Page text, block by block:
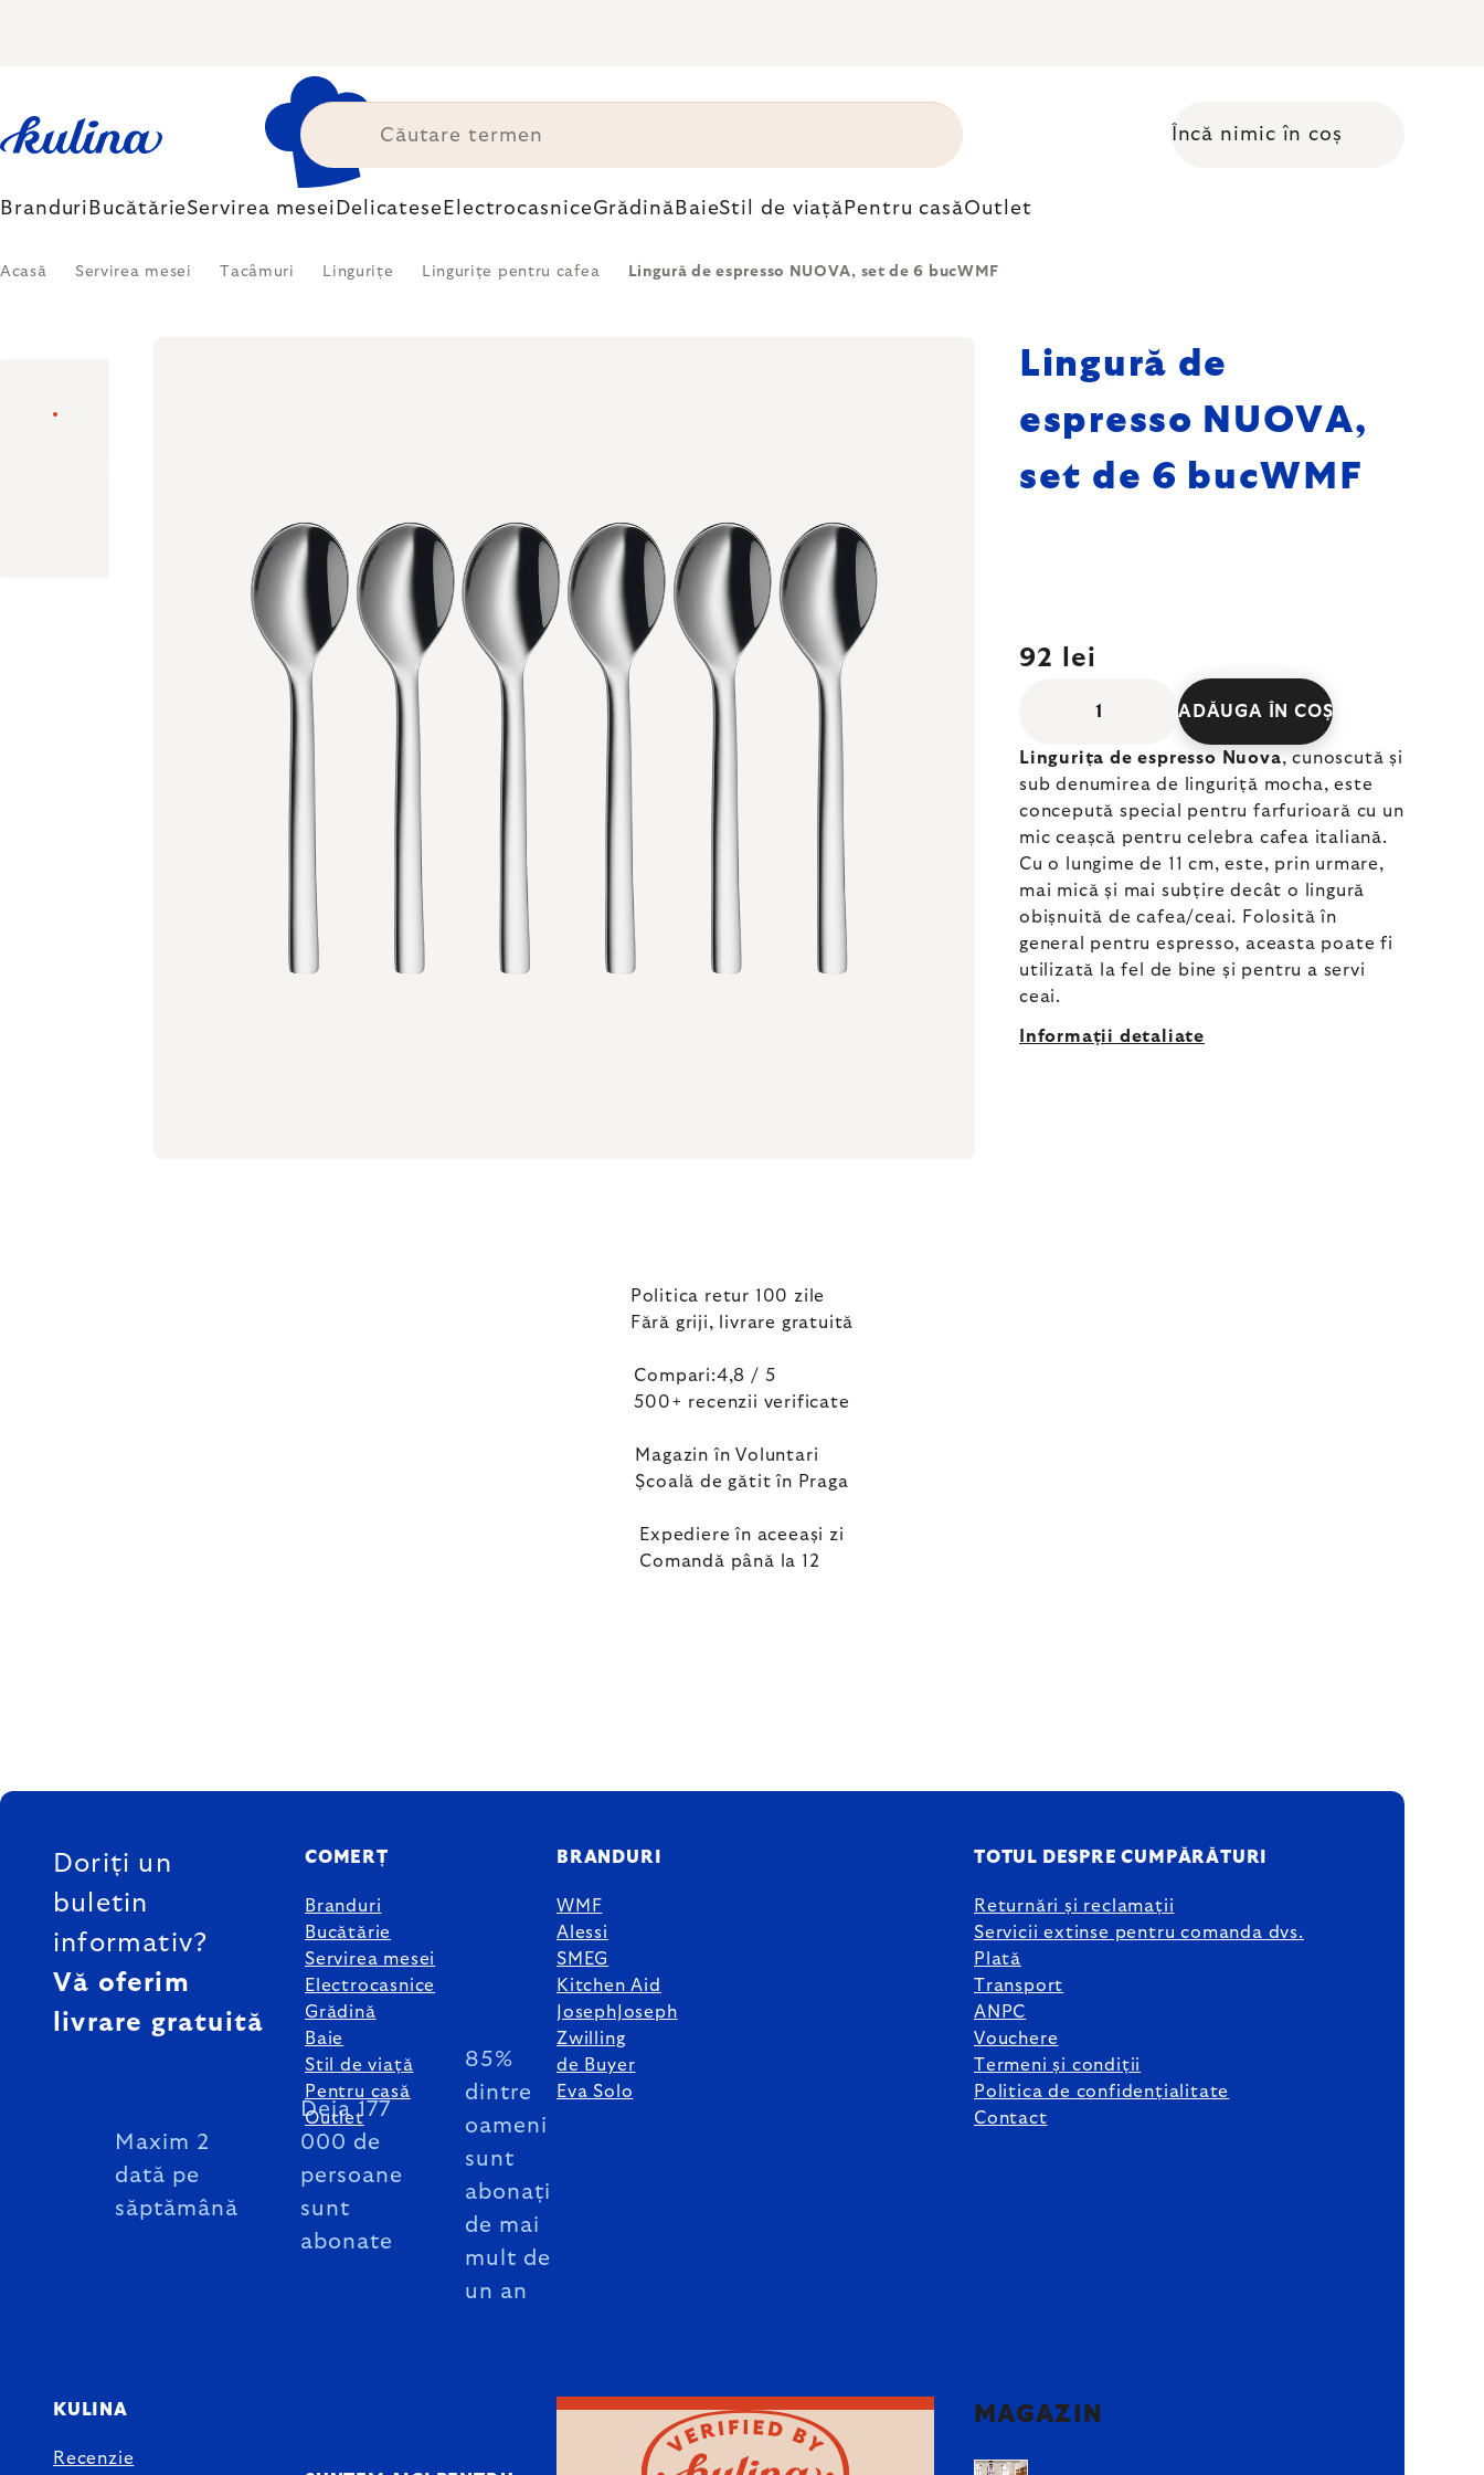
Coş de cumpărături
Încă nimic în coș
Branduri BucătărieServirea mesei Delicatese ElectrocasniceGrădină BaieStil de viață Pentru casăOutlet
Acasă Servirea mesei Tacâmuri Lingurițe Lingurițe pentru cafea Lingură de espresso NUOVA, set de 6 bucWMF
Lingură de
espresso NUOVA,
set de 6 bucWMF
92 lei
ADĂUGA ÎN COŞ
Lingurița de espresso Nuova, cunoscută și
sub denumirea de linguriță mocha, este
concepută special pentru farfurioară cu un
mic ceașcă pentru celebra cafea italiană.
Cu o lungime de 11 cm, este, prin urmare,
mai mică și mai subțire decât o lingură
obișnuită de cafea/ceai. Folosită în
general pentru espresso, aceasta poate fi
utilizată la fel de bine și pentru a servi
ceai.
Informaţii detaliate
Politica retur 100 zile
Fără griji, livrare gratuită
Compari:4,8 / 5
500+ recenzii verificate
Magazin în Voluntari
Școală de gătit în Praga
Expediere în aceeași zi
Comandă până la 12
SUBSOL
Doriți un
buletin
informativ?
Vă oferim
livrare gratuită
Maxim 2
dată pe
săptămână
Deja 177
000 de
persoane
sunt
abonate
85%
dintre
oameni
sunt
abonați
de mai
mult de
un an
COMERȚ
Branduri
Bucătărie
Servirea mesei
Electrocasnice
Grădină
Baie
Stil de viață
Pentru casă
Outlet
BRANDURI
WMF
Alessi
SMEG
Kitchen Aid
JosephJoseph
Zwilling
de Buyer
Eva Solo
TOTUL DESPRE CUMPĂRĂTURI
Returnări și reclamații
Servicii extinse pentru comanda dvs.
Plată
Transport
ANPC
Vouchere
Termeni și condiții
Politica de confidențialitate
Contact
KULINA
Recenzie
MAGAZIN